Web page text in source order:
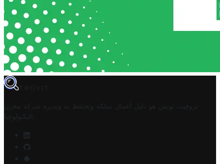
TROVIT
تروفيت تونس هو دليل أعمال تملكه وتحتفظ به وتديره
شركة مخزن
التكنولوجيا